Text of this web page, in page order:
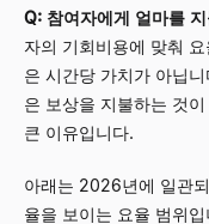
Q: 참여자에게 얼마를
자의 기회비용에 맞춰
은 시간당 가치가 아닙니
은 보상을 지불하는 것
큰 이유입니다.
아래는 2026년에 일관
율을 보이는 요율 범위